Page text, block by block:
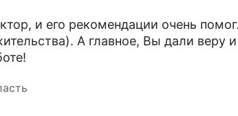
и его рекомендации очень
А главное, Вы дали веру